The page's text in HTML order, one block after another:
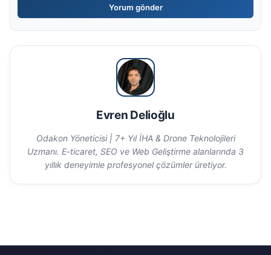
Evren Delioğlu
Odakon Yöneticisi | 7+ Yıl İHA & Drone Teknolojileri
Uzmanı. E-ticaret, SEO ve Web Geliştirme alanlarında 3
yıllık deneyimle profesyonel çözümler üretiyor.